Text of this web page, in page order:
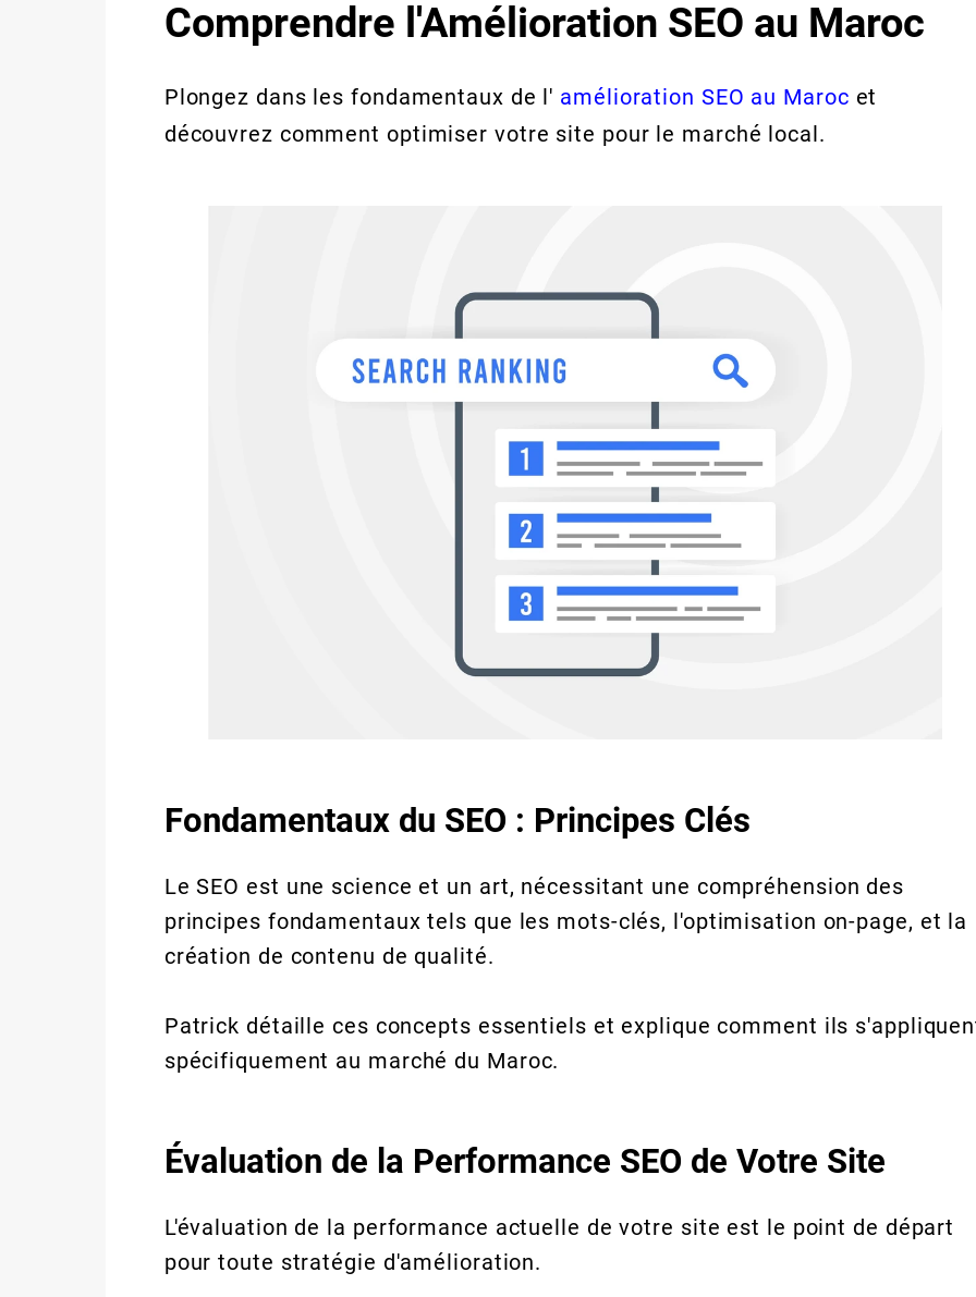
Comprendre l'Amélioration SEO au Maroc
Plongez dans les fondamentaux de l' amélioration SEO au Maroc et
découvrez comment optimiser votre site pour le marché local.
Fondamentaux du SEO : Principes Clés
Le SEO est une science et un art, nécessitant une compréhension des
principes fondamentaux tels que les mots-clés, l'optimisation on-page, et la
création de contenu de qualité.
Patrick détaille ces concepts essentiels et explique comment ils
spécifiquement au marché du Maroc.
Évaluation de la Performance SEO de Votre Site
L'évaluation de la performance actuelle de votre site est le point de départ
pour toute stratégie d'amélioration.